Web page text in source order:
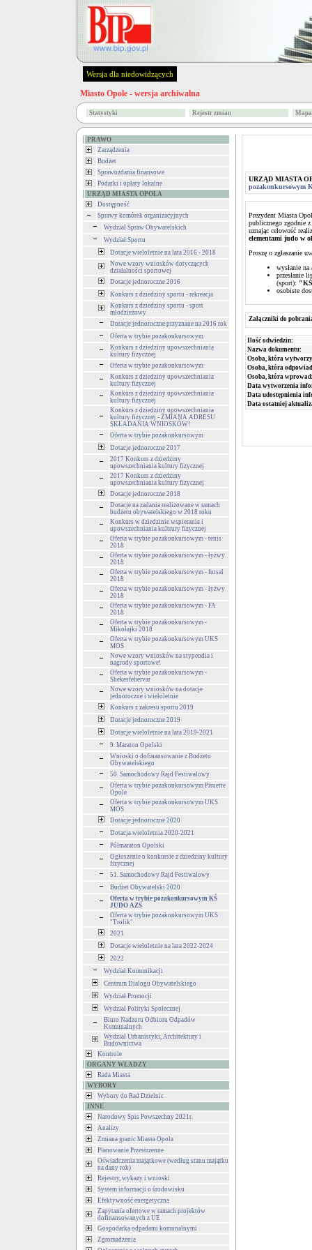
Wersja dla niedowidzących
Miasto Opole - wersja archiwalna
Statystyki Rejestr zmian
PRAWO
Zarządzenia
Budżet
Sprawozdania finansowe
Podatki i opłaty lokalne
URZĄD MIASTA OPOLA
Dostępność
Sprawy komórek organizacyjnych
Wydział Spraw Obywatelskich
Wydział Sportu
Dotacje wieloletnie na lata 2016 - 2018
Nowe wzory wniosków dotyczących
działalności sportowej
Dotacje jednoroczne 2016
Konkurs z dziedziny sportu - rekreacja
Konkurs z dziedziny sportu - sport
młodzieżowy
Dotacje jednoroczne przyznane na 2016 rok
Oferta w trybie pozakonkursowym
Konkurs z dziedziny upowszechniania
kultury fizycznej
Oferta w trybie pozakonkursowym
Konkurs z dziedziny upowszechniania
kultury fizycznej
Konkurs z dziedziny upowszechniania
kultury fizycznej
Konkurs z dziedziny upowszechniania
kultury fizycznej - ZMIANA ADRESU
SKŁADANIA WNIOSKÓW!
Oferta w trybie pozakonkursowym
Dotacje jednoroczne 2017
2017 Konkurs z dziedziny
upowszechniania kultury fizycznej
2017 Konkurs z dziedziny
upowszechniania kultury fizycznej
Dotacje jednoroczne 2018
Dotacje na zadania realizowane w ramach
budżetu obywatelskiego w 2018 roku
Konkurs w dziedzinie wspierania i
upowszechniania kultrury fizycznej
Oferta w trybie pozakonkursowym - tenis
2018
Oferta w trybie pozakonkursowym - łyżwy
2018
Oferta w trybie pozakonkursowym - futsal
2018
Oferta w trybie pozakonkursowym - łyżwy
2018
Oferta w trybie pozakonkursowym - FA
2018
Oferta w trybie pozakonkursowym -
Mikołajki 2018
Oferta w trybie pozakonkursowym UKS
MOS
Nowe wzory wniosków na stypendia i
nagrody sportowe!
Oferta w trybie pozakonkursowym -
Shekesfehervar
Nowe wzory wniosków na dotacje
jednoroczne i wieloletnie
Konkurs z zakresu sportu 2019
Dotacje jednoroczne 2019
Dotacje wieloletnie na lata 2019-2021
9. Maraton Opolski
Wnioski o dofinansowanie z Budżetu
Obywatelskiego
50. Samochodowy Rajd Festiwalowy
Oferta w trybie pozakonkursowym Piruette
Opole
Oferta w trybie pozakonkursowym UKS
MOS
Dotacje jednoroczne 2020
Dotacja wieloletnia 2020-2021
Półmaraton Opolski
Ogłoszenie o konkursie z dziedziny kultury
fizycznej
51. Samochodowy Rajd Festiwalowy
Budżet Obywatelski 2020
Oferta w trybie pozakonkursowym KŚ
JUDO AZS
Oferta w trybie pozakonkursowym UKS
"Trolik"
2021
Dotacje wieloletnie na lata 2022-2024
2022
Wydział Komunikacji
Centrum Dialogu Obywatelskiego
Wydział Promocji
Wydział Polityki Społecznej
Biuro Nadzoru Odbioru Odpadów
Komunalnych
Wydział Urbanistyki, Architektury i
Budownictwa
Kontrole
ORGANY WŁADZY
Rada Miasta
WYBORY
Wybory do Rad Dzielnic
INNE
Narodowy Spis Powszechny 2021r.
Analizy
Zmiana granic Miasta Opola
Planowanie Przestrzenne
Oświadczenia majątkowe (według stanu majątku
na dany rok)
Rejestry, wykazy i wnioski
System informacji o środowisku
Efektywność energetyczna
Zapytania ofertowe w ramach projektów
dofinansowanych z UE
Gospodarka odpadami komunalnymi
Zgromadzenia
URZĄD MIASTA
pozakonkursowym
Prezydent Miasta
publicznego zgodnie
uznając celowość
elementami judo w
Proszę o zgłaszanie
wysłanie
przesłanie
(sport):
osobiste
Załączniki do
Ilość odwiedzin:
Nazwa dokumentu:
Osoba, która
Osoba, która
Osoba, która
Data wytworzenia
Data udostępnienia
Data ostatniej